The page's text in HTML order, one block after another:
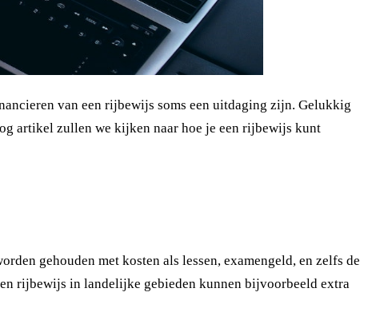
van een rijbewijs soms een uitdaging zijn. Gelukkig
artikel zullen we kijken naar hoe je een rijbewijs kunt
gehouden met kosten als lessen, examengeld, en zelfs de
rijbewijs in landelijke gebieden kunnen bijvoorbeeld extra